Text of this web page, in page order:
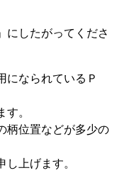
にしたがってくださ
になられているＰ
。
柄位置などが多少の
上げます。